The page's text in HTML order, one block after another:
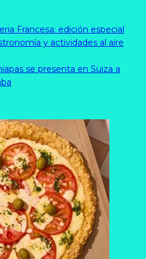
Francesa: edición especial
y actividades al aire
se presenta en Suiza a